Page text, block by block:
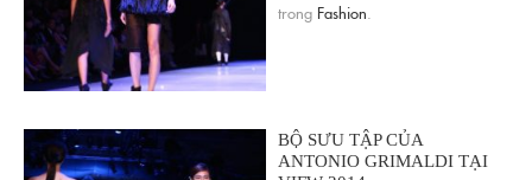
trong Fashion
BỘ SƯU TẬP CỦA
ANTONIO GRIMALDI TẠI